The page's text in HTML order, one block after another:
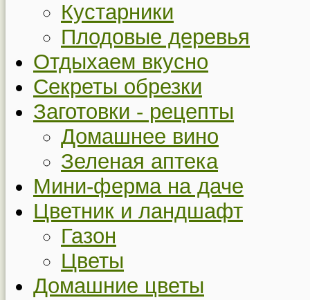
Кустарники
Плодовые деревья
Отдыхаем вкусно
Секреты обрезки
Заготовки - рецепты
Домашнее вино
Зеленая аптека
Мини-ферма на даче
Цветник и ландшафт
Газон
Цветы
Домашние цветы